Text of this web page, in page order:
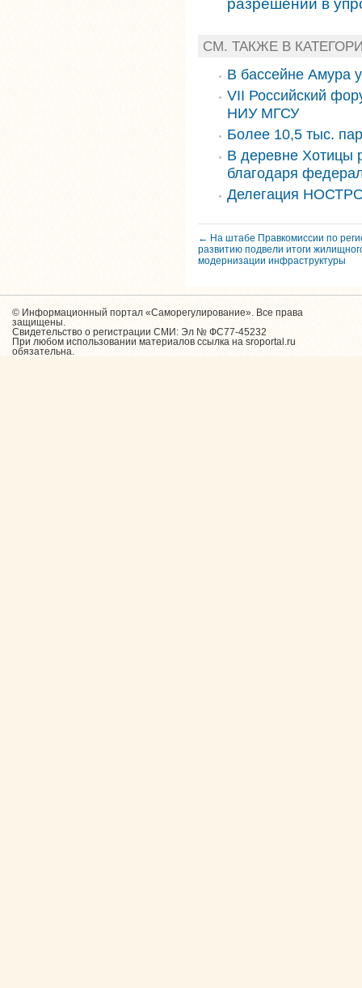
разрешений в
СМ. ТАКЖЕ В
В бассейне Амура
VII Российский
НИУ МГСУ
Более 10,5 тыс.
В деревне Хотицы
благодаря
Делегация
← На штабе Правкомиссии по
развитию подвели итоги
модернизации инфраструктуры
© Информационный портал «Саморегулирование». Все права
защищены.
Свидетельство о регистрации СМИ: Эл № ФС77-45232
При любом использовании материалов ссылка на sroportal.ru
обязательна.